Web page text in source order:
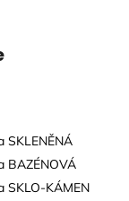
SKLENĚNÁ
BAZÉNOVÁ
SKLO-KÁMEN